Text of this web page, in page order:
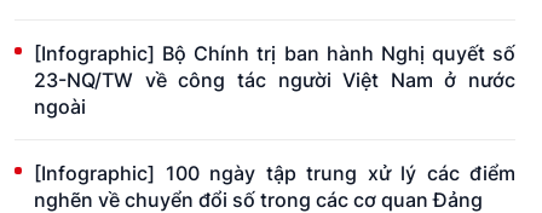
[Infographic] Bộ Chính trị ban hành Nghị quyết số
23-NQ/TW về công tác người Việt Nam ở nước
ngoài
[Infographic] 100 ngày tập trung xử lý các điểm
nghẽn về chuyển đổi số trong các cơ quan Đảng